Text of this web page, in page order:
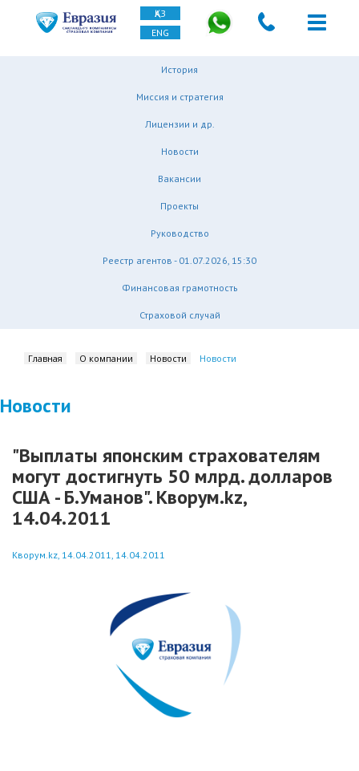
ҚАЗ
ENG
История
Миссия и стратегия
Лицензии и др.
Новости
Вакансии
Проекты
Руководство
Реестр агентов - 01.07.2026, 15:30
Финансовая грамотность
Страховой случай
Главная О компании Новости Новости
Новости
"Выплаты японским страхователям
могут достигнуть 50 млрд. долларов
США - Б.Уманов". Кворум.kz,
14.04.2011
Кворум.kz, 14.04.2011, 14.04.2011